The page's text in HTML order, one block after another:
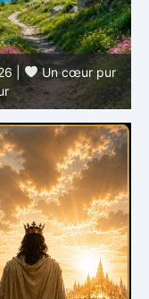
|
Devenir
de l’intérieur